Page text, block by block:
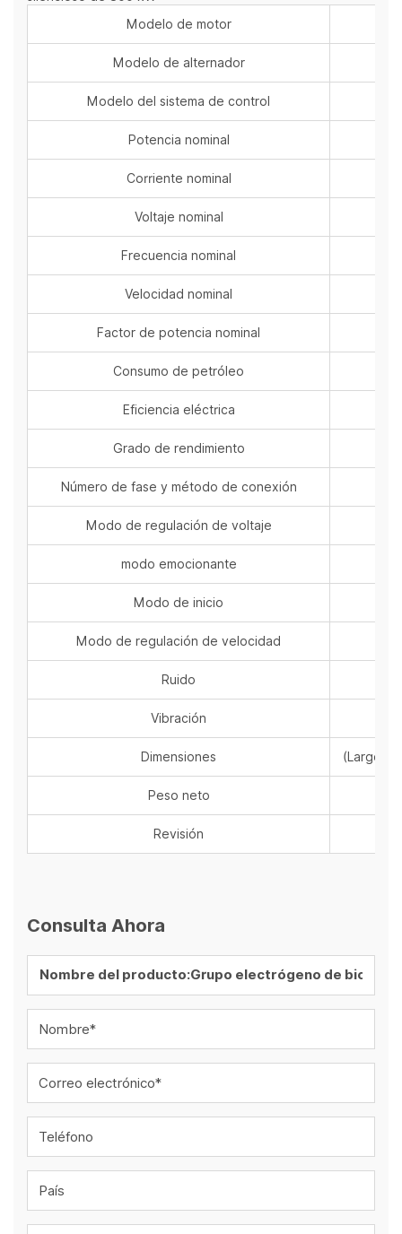
Modelo de motor
Modelo de alternador
Modelo del sistema de control
Potencia nominal
Corriente nominal
Voltaje nominal
Frecuencia nominal
Velocidad nominal
Factor de potencia nominal
Consumo de petróleo
Eficiencia eléctrica
Grado de rendimiento
Número de fase y método de conexión
Modo de regulación de voltaje
modo emocionante
Modo de inicio
Modo de regulación de velocidad
Ruido
Vibración
Dimensiones (Largo ×
Peso neto
Revisión
Consulta Ahora
Nombre*
Correo electrónico*
Teléfono
País